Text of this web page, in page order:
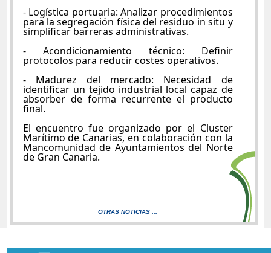
- Logística portuaria: Analizar procedimientos
para la segregación física del residuo in situ y
simplificar barreras administrativas.
- Acondicionamiento técnico: Definir
protocolos para reducir costes operativos.
- Madurez del mercado: Necesidad de
identificar un tejido industrial local capaz de
absorber de forma recurrente el producto
final.
El encuentro fue organizado por el Cluster
Marítimo de Canarias, en colaboración con la
Mancomunidad de Ayuntamientos del Norte
de Gran Canaria.
OTRAS NOTICIAS ...